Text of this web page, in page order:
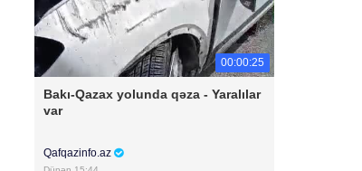
00:00:25
Bakı-Qazax yolunda qəza - Yaralılar
var
Qafqazinfo.az